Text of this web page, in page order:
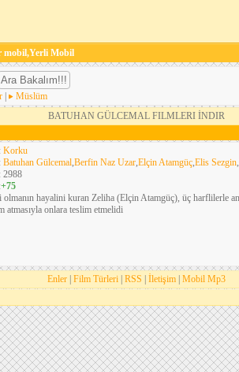
mobil,Yerli Mobil
Müslüm
BATUHAN GÜLCEMAL FILMLERI İNDIR
: Korku
: Batuhan Gülcemal,Berfin Naz Uzar,Elçin Atamgüç,Elis Sezgin,
: 2988
:+75
hayalini kuran Zeliha (Elçin Atamgüç), üç harflilerle
atmasıyla onlara teslim etmelidi
Enler Film Türleri RSS İletişim Mobil Mp3